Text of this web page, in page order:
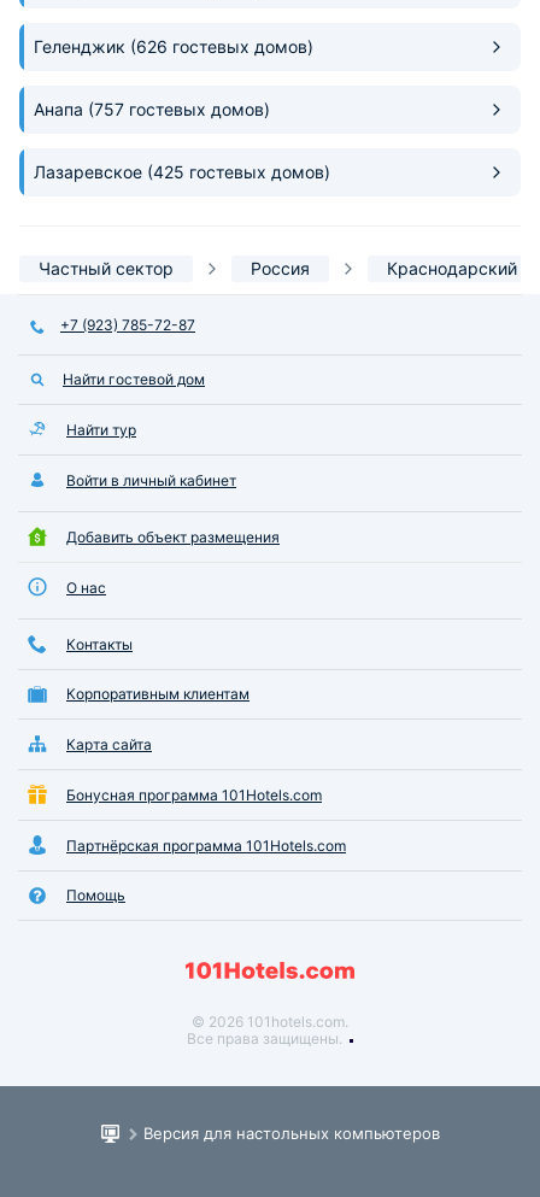
наличии,
слушать музыку
шампура
Дорога проходит
продуктовые
Геленджик (626 гостевых домов)
Анапа (757 гостевых домов)
Лазаревское (425 гостевых домов)
Частный сектор Россия Краснодарский
+7 (923) 785-72-87
Найти гостевой дом
Найти тур
Войти в личный кабинет
Добавить объект размещения
О нас
Контакты
Корпоративным клиентам
Карта сайта
Бонусная программа 101Hotels.com
Партнёрская программа 101Hotels.com
Помощь
© 2026 101hotels.com.
Все права защищены.
Версия для настольных компьютеров